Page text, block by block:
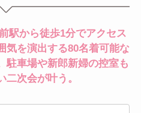
駅から徒歩1分でアクセス
を演出する80名着可能な
駐車場や新郎新婦の控室も
二次会が叶う。